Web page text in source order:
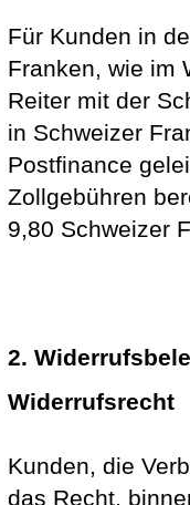
Für Kunden in
Franken, wie im
Reiter mit der
in Schweizer
Postfinance
Zollgebühren
9,80 Schweizer
2.
Widerrufsrecht
Kunden, die
das Recht,